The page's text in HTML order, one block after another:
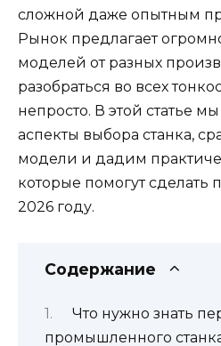
сложной даже опытным
Рынок предлагает
моделей от разных
разобраться во всех
непросто. В этой статье
аспекты выбора станка,
модели и дадим
которые помогут
2026 году.
Содержание
Что нужно знать
промышленного